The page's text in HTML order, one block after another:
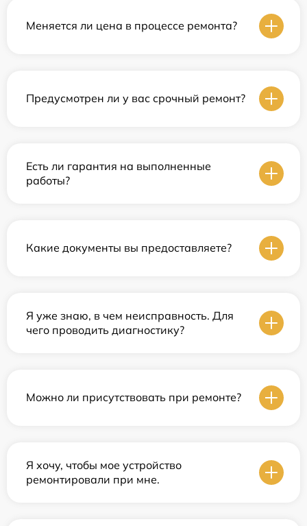
Меняется ли цена в процессе ремонта?
Предусмотрен ли у вас срочный ремонт?
Есть ли гарантия на выполненные
работы?
Какие документы вы предоставляете?
Я уже знаю, в чем неисправность. Для
чего проводить диагностику?
Можно ли присутствовать при ремонте?
Я хочу, чтобы мое устройство
ремонтировали при мне.